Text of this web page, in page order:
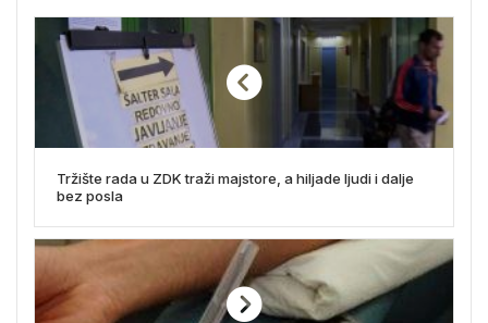
Tržište rada u ZDK traži majstore, a hiljade ljudi i dalje
bez posla